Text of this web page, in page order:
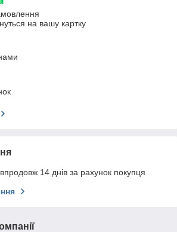
на вашу картку
14 днів за рахунок покупця